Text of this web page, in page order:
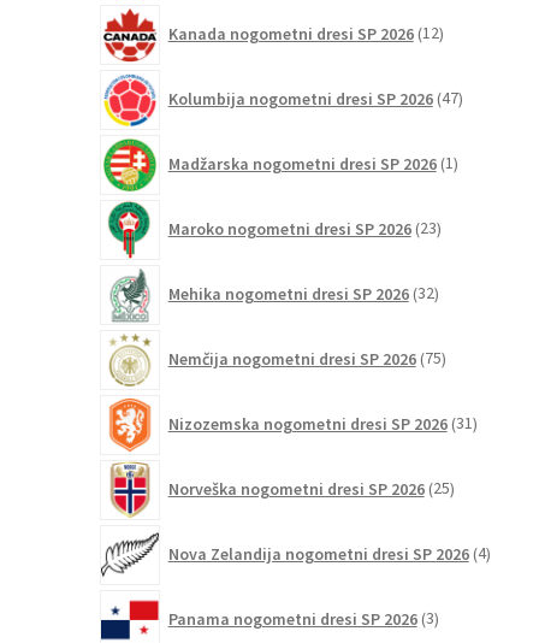
Kanada nogometni dresi SP 2026 12izdelkov
Kolumbija nogometni dresi SP 2026 47izdelkov
Madžarska nogometni dresi SP 2026 1izdelek
Maroko nogometni dresi SP 2026 23izdelkov
Mehika nogometni dresi SP 2026 32izdelkov
Nemčija nogometni dresi SP 2026 75izdelkov
Nizozemska nogometni dresi SP 2026 31izdelkov
Norveška nogometni dresi SP 2026 25izdelkov
Nova Zelandija nogometni dresi SP 2026 4izdelki
Panama nogometni dresi SP 2026 3izdelki